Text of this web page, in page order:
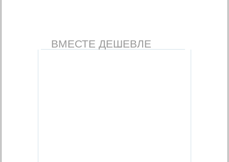
ВМЕСТЕ ДЕШЕВЛЕ